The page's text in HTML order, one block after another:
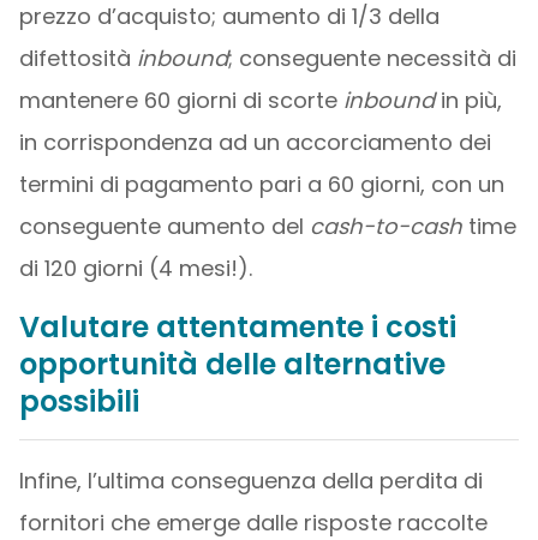
prezzo d’acquisto; aumento di 1/3 della
difettosità inbound; conseguente necessità di
mantenere 60 giorni di scorte inboundin più,
in corrispondenza ad un accorciamento dei
termini di pagamento pari a 60 giorni, con un
conseguente aumento del cash-to-cashtime
di 120 giorni (4 mesi!).
Valutare attentamente i costi
opportunità delle alternative
possibili
Infine, l’ultima conseguenza della perdita di
fornitori che emerge dalle risposte raccolte